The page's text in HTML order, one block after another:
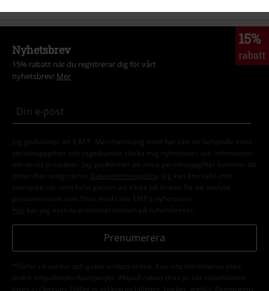
15%
rabatt
Nyhetsbrev
15% rabatt när du registrerar dig för vårt
nyhetsbrev! Mer
Jag godkänner att E.M.P. Merchandising mbH har rätt att behandla mina
personuppgifter och regelbundet skicka mig nyhetsbrev och information
om deras produkter. Jag godkänner att mina personuppgifter kommer att
behandlas enligt deras
Datasekretesspolicy
. Jag kan återkalla mitt
samtycke när som helst genom att klicka på länken för att avsluta
prenumeration som finns med i alla EMP:s nyhetsbrev.
Här kan jag avsluta prenumerationen på nyhetsbrevet.
Prenumerera
*Gäller i 4 veckor och gäller endast online. Kan inte kombineras med
andra erbjudanden/kampanjer. Aktuell rabatt dras av när rabattkoden
löses in i kassan. Gäller ej vid köp av biljetter, böcker, media, Rammstein-